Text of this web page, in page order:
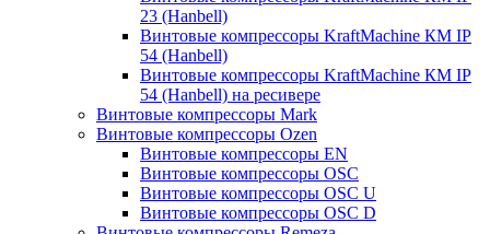
23 (Hanbell)
Винтовые компрессоры KraftMachine КМ IP
54 (Hanbell)
Винтовые компрессоры KraftMachine КМ IP
54 (Hanbell) на ресивере
Винтовые компрессоры Mark
Винтовые компрессоры Ozen
Винтовые компрессоры EN
Винтовые компрессоры OSC
Винтовые компрессоры OSC U
Винтовые компрессоры OSC D